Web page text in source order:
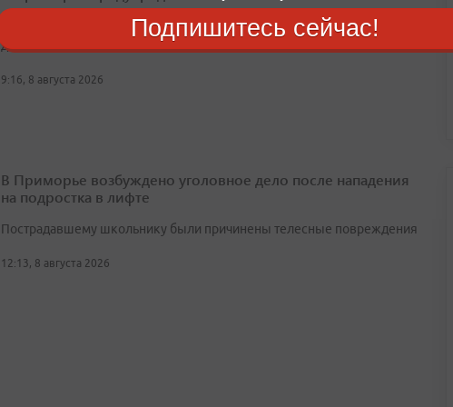
На сегодняшний день в Приморье создано 9 146 официальных
домовых чатов, которые объединили почти 160 тысяч жильцов
9:16, 8 августа 2026
В Приморье возбуждено уголовное дело после нападения
на подростка в лифте
Пострадавшему школьнику были причинены телесные повреждения
12:13, 8 августа 2026
Подпишитесь сейчас!